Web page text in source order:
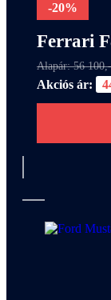
-20%
Ferrari
Alapár: 56
Akciós ár: